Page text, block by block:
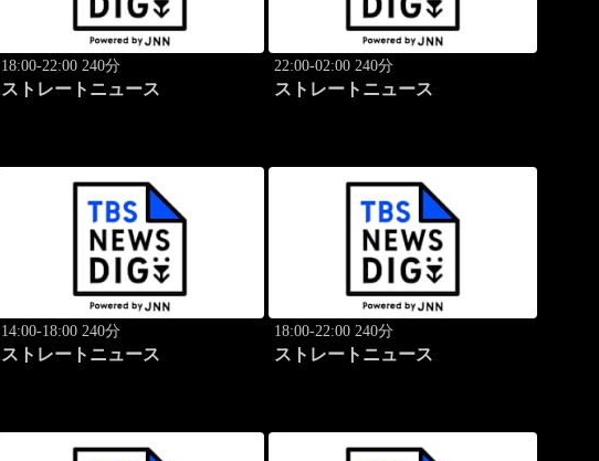
18:00-22:00 240分
ストレートニュース
22:00-02:00 240分
ストレートニュース
14:00-18:00 240分
ストレートニュース
18:00-22:00 240分
ストレートニュース